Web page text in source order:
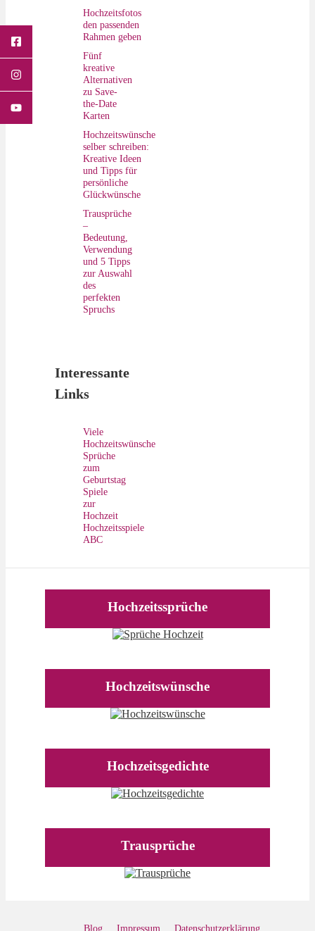
Hochzeitsfotos
den passenden
Rahmen geben
Fünf
kreative
Alternativen
zu Save-
the-Date
Karten
Hochzeitswünsche
selber schreiben:
Kreative Ideen
und Tipps für
persönliche
Glückwünsche
Trausprüche
–
Bedeutung,
Verwendung
und 5 Tipps
zur Auswahl
des
perfekten
Spruchs
Interessante
Links
Viele
Hochzeitswünsche
Sprüche
zum
Geburtstag
Spiele
zur
Hochzeit
Hochzeitsspiele
ABC
Hochzeitssprüche
Hochzeitswünsche
Hochzeitsgedichte
Trausprüche
Blog Impressum Datenschutz­erklärung